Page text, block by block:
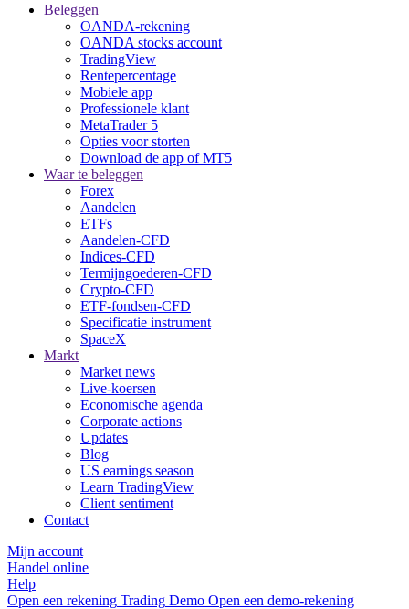
Beleggen
OANDA-rekening
OANDA stocks account
TradingView
Rentepercentage
Mobiele app
Professionele klant
MetaTrader 5
Opties voor storten
Download de app of MT5
Waar te beleggen
Forex
Aandelen
ETFs
Aandelen-CFD
Indices-CFD
Termijngoederen-CFD
Crypto-CFD
ETF-fondsen-CFD
Specificatie instrument
SpaceX
Markt
Market news
Live-koersen
Economische agenda
Corporate actions
Updates
Blog
US earnings season
Learn TradingView
Client sentiment
Contact
Mijn account
Handel online
Help
Open een rekening Trading Demo Open een demo-rekening